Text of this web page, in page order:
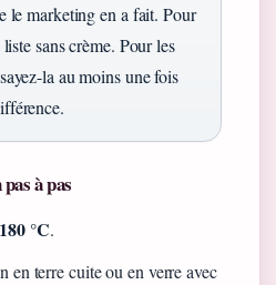
le marketing en a fait. Pour
sans crème. Pour les
la au moins une fois
à pas
180 °C.
en terre cuite ou en verre avec